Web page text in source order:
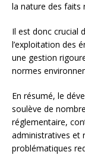
la nature des faits
Il est donc crucial
l’exploitation des
une gestion
normes
En résumé, le
soulève de
réglementaire,
administratives et
problématiques